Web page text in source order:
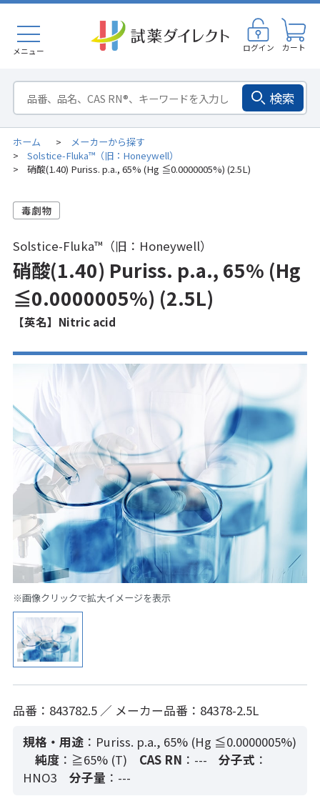
メニュー ログイン カート
検索
ホーム > メーカーから探す
> Solstice-Fluka™（旧：Honeywell）
> 硝酸(1.40) Puriss. p.a., 65% (Hg ≦0.0000005%) (2.5L)
Solstice-Fluka™（旧：Honeywell）
硝酸(1.40) Puriss. p.a., 65% (Hg
≦0.0000005%) (2.5L)
【英名】Nitric acid
※画像クリックで拡大イメージを表示
品番：843782.5 ／ メーカー品番：84378-2.5L
規格・用途 ：Puriss. p.a., 65% (Hg ≦0.0000005%)
純度：≧65% (T) CAS RN ：--- 分子式 ：
HNO3
分子量 ：---